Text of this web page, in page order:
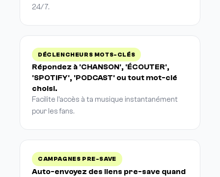
24/7.
DÉCLENCHEURS MOTS-CLÉS
Répondez à 'CHANSON', 'ÉCOUTER',
'SPOTIFY', 'PODCAST' ou tout mot-clé
choisi.
Facilite l'accès à ta musique instantanément
pour les fans.
CAMPAGNES PRE-SAVE
Auto-envoyez des liens pre-save quand